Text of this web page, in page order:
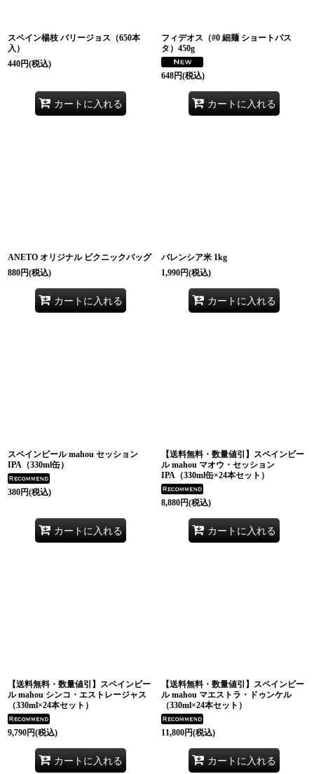
スペイン楊枝 パリージョス（650本
入）
440円(税込)
カートに入れる
フィデオス（#0 細麺 ショートパス
タ）450g
648円(税込)
カートに入れる
ANETO オリジナル ピクニックバッグ
880円(税込)
カートに入れる
バレンシア米 1kg
1,990円(税込)
カートに入れる
スペインビール mahou セッション
IPA（330ml缶）
380円(税込)
カートに入れる
【送料無料・数量値引】スペインビー
ル mahou マオウ・セッション
IPA（330ml缶×24本セット）
8,880円(税込)
カートに入れる
【送料無料・数量値引】スペインビー
ル mahou シンコ・エストレージャス
（330ml×24本セット）
9,790円(税込)
カートに入れる
【送料無料・数量値引】スペインビー
ル mahou マエストラ・ドゥンケル
（330ml×24本セット）
11,800円(税込)
カートに入れる